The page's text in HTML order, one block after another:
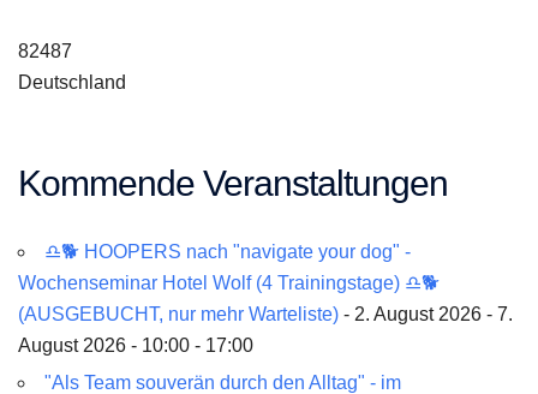
82487
Deutschland
Kommende Veranstaltungen
♎🐕 HOOPERS nach "navigate your dog" -
Wochenseminar Hotel Wolf (4 Trainingstage) ♎🐕
(AUSGEBUCHT, nur mehr Warteliste) - 2. August 2026 - 7.
August 2026 - 10:00 - 17:00
"Als Team souverän durch den Alltag" - im